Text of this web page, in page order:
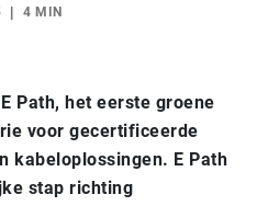
4 MIN
Path, het eerste groene
voor gecertificeerde
kabeloplossingen. E Path
stap richting